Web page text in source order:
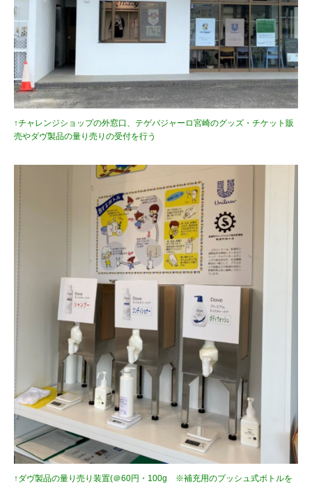
↑チャレンジショップの外窓口、テゲバジャーロ宮崎のグッズ・チケット販
売やダヴ製品の量り売りの受付を行う
↑ダヴ製品の量り売り装置(＠60円・100g ※補充用のプッシュ式ボトルを